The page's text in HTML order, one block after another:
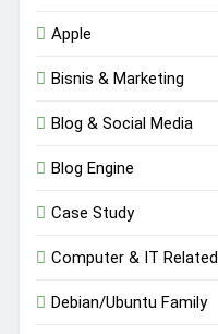
Apple
Bisnis & Marketing
Blog & Social Media
Blog Engine
Case Study
Computer & IT Related
Debian/Ubuntu Family